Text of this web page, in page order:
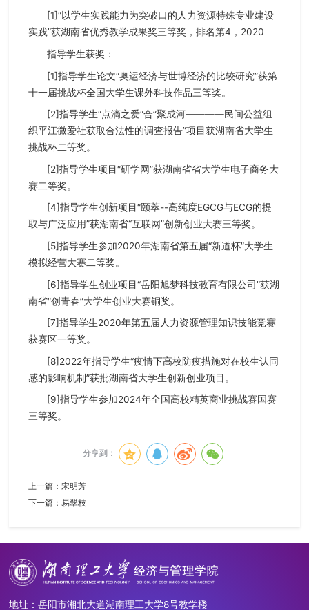
[1]“以学生实践能力为突破口的人力资源特殊专业建设
实践”获湖南省优秀教学成果奖三等奖，排名第4，2020
指导学生获奖：
[1]指导学生论文“奥运经济与世博经济的比较研究”获第
十一届挑战杯全国大学生课外科技作品三等奖。
[2]指导学生“点滴之爱“合”聚成河————民间公益组
织平江微爱社获取合法性的调查报告”项目获湖南省大学生
挑战杯二等奖。
[2]指导学生项目“研学网”获湖南省省大学生电子商务大
赛二等奖。
[4]指导学生创新项目“颐萃--高纯度EGCG与ECG的提
取与广泛应用”获湖南省“互联网”创新创业大赛三等奖。
[5]指导学生参加2020年湖南省第五届“新道杯”大学生
模拟经营大赛二等奖。
[6]指导学生创业项目“岳阳旭梦科技教育有限公司”获湖
南省“创青春”大学生创业大赛铜奖。
[7]指导学生2020年第五届人力资源管理知识技能竞赛
获赛区一等奖。
[8]2022年指导学生“疫情下高校防疫措施对在校生认同
感的影响机制”获批湖南省大学生创新创业项目。
[9]指导学生参加2024年全国高校精英商业挑战赛国赛
三等奖。
分享到：
上一篇： 宋明芳
下一篇： 易翠枝
地址：岳阳市湘北大道湖南理工大学8号教学楼